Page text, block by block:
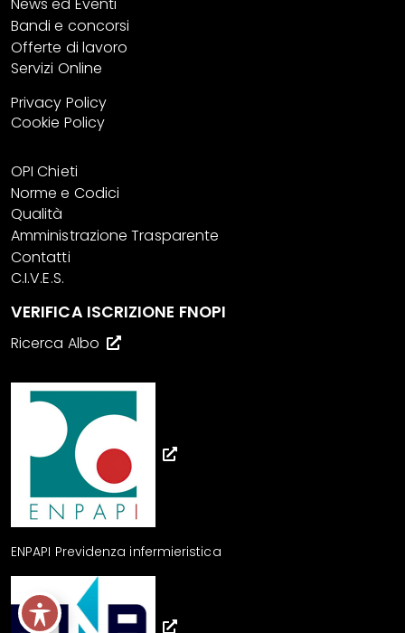
News ed Eventi
Bandi e concorsi
Offerte di lavoro
Servizi Online
Privacy Policy
Cookie Policy
OPI Chieti
Norme e Codici
Qualità
Amministrazione Trasparente
Contatti
C.I.V.E.S.
VERIFICA ISCRIZIONE FNOPI
Ricerca Albo
ENPAPI Previdenza infermieristica